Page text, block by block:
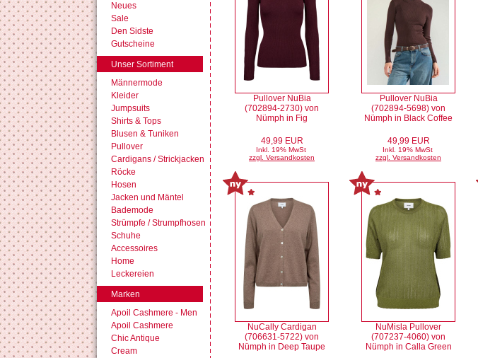
Neues
Sale
Den Sidste
Gutscheine
Unser Sortiment
Männermode
Kleider
Jumpsuits
Shirts & Tops
Blusen & Tuniken
Pullover
Cardigans / Strickjacken
Röcke
Hosen
Jacken und Mäntel
Bademode
Strümpfe / Strumpfhosen
Schuhe
Accessoires
Home
Leckereien
Marken
Apoil Cashmere - Men
Apoil Cashmere
Chic Antique
Cream
Pullover NuBia
(702894-2730) von
Nümph in Fig
49,99 EUR
Inkl. 19% MwSt
zzgl. Versandkosten
Pullover NuBia
(702894-5698) von
Nümph in Black Coffee
49,99 EUR
Inkl. 19% MwSt
zzgl. Versandkosten
NuCally Cardigan
(706631-5722) von
Nümph in Deep Taupe
NuMisla Pullover
(707237-4060) von
Nümph in Calla Green